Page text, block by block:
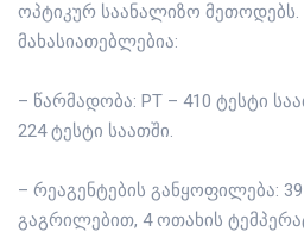
ოპტიკურ საანალიზო
მახასიათებლებია:
– წარმადობა: PT – 410 ტესტი
224 ტესტი საათში.
– რეაგენტების განყოფილება:
გაგრილებით, 4 ოთახის